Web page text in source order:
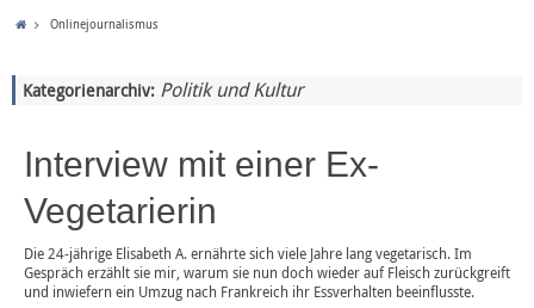
Onlinejournalismus
Kategorienarchiv: Politik und Kultur
Interview mit einer Ex-
Vegetarierin
Die 24-jährige Elisabeth A. ernährte sich viele Jahre lang vegetarisch. Im
Gespräch erzählt sie mir, warum sie nun doch wieder auf Fleisch zurückgreift
und inwiefern ein Umzug nach Frankreich ihr Essverhalten beeinflusste.